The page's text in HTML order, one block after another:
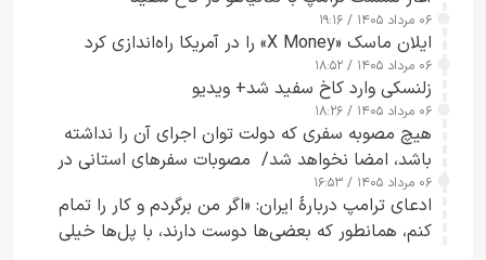
۰۶ مرداد ۱۴۰۵ / ۱۹:۱۶
ایلان ماسک «X Money» را در آمریکا راه‌اندازی کرد
۰۶ مرداد ۱۴۰۵ / ۱۸:۵۲
زلنسکی وارد کاخ سفید شد+ ویدیو
۰۶ مرداد ۱۴۰۵ / ۱۸:۲۶
هیچ مصوبه سفری که دولت توان اجرای آن را نداشته
باشد، امضا نخواهد شد/ مصوبات سفرهای استانی در
چارچوب قانون بودجه است+ عکس
۰۶ مرداد ۱۴۰۵ / ۱۶:۵۳
ادعای ترامپ دربارهٔ ایران: «اگر من برگردم و کار را تمام
کنم، همانطور که بعضی‌ها دوست دارند، با پل‌ها خیلی